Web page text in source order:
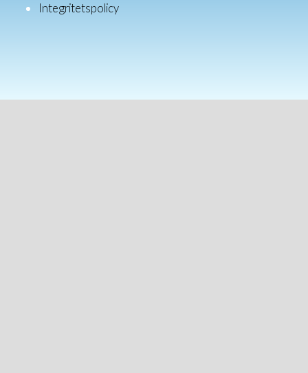
Integritetspolicy